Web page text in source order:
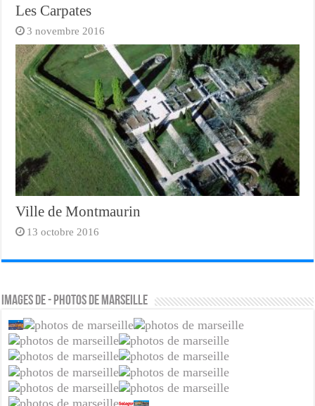
Les Carpates
3 novembre 2016
Ville de Montmaurin
13 octobre 2016
Images de - photos de marseille